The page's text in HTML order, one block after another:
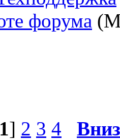
форума
1] 2 3 4 Вниз